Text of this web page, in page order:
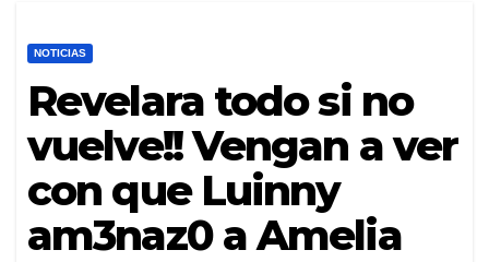
NOTICIAS
Revelara todo si no
vuelve!! Vengan a ver
con que Luinny
am3naz0 a Amelia